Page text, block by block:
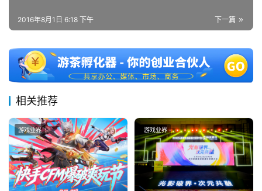
下一篇
2016年8月1日 6:18 下午
相关推荐
游戏业界 游戏业界